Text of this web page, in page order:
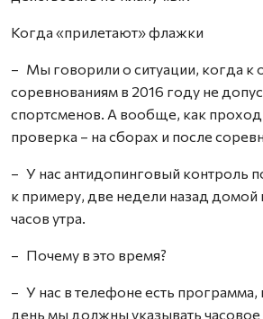
Когда «прилетают» флажки
– Мы говорили о ситуации, когда к
соревнованиям в 2016 году не
спортсменов. А вообще, как
проверка – на сборах и после
– У нас антидопинговый контроль
к примеру, две недели назад домой
часов утра.
– Почему в это время?
– У нас в телефоне есть
день мы должны указывать часовое